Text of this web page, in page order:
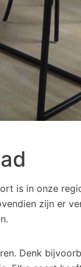
is in onze
zijn er
Denk